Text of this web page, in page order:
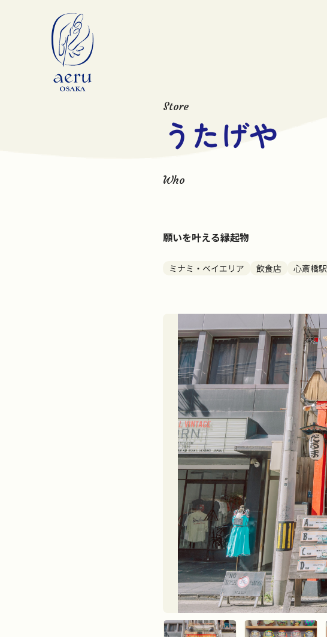
Store
うたげや
Who
願いを叶える縁起物
ミナミ・ベイエリア 飲食店 心斎橋駅